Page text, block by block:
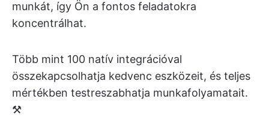
munkát, így Ön a fontos feladatokra
koncentrálhat.
Több mint 100 natív integrációval
összekapcsolhatja kedvenc eszközeit, és teljes
mértékben testreszabhatja munkafolyamatait.
⚒️